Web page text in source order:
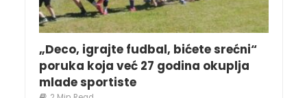
„Deco, igrajte fudbal, bićete srećni“
poruka koja već 27 godina okuplja
mlade sportiste